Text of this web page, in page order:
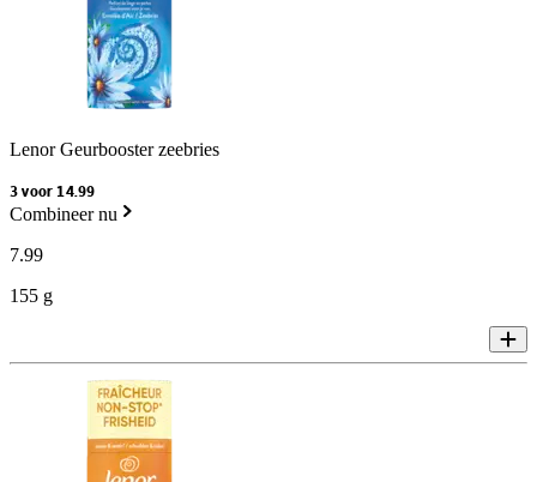
Lenor Geurbooster zeebries
3 voor 14.99
Combineer nu
7.99
155 g